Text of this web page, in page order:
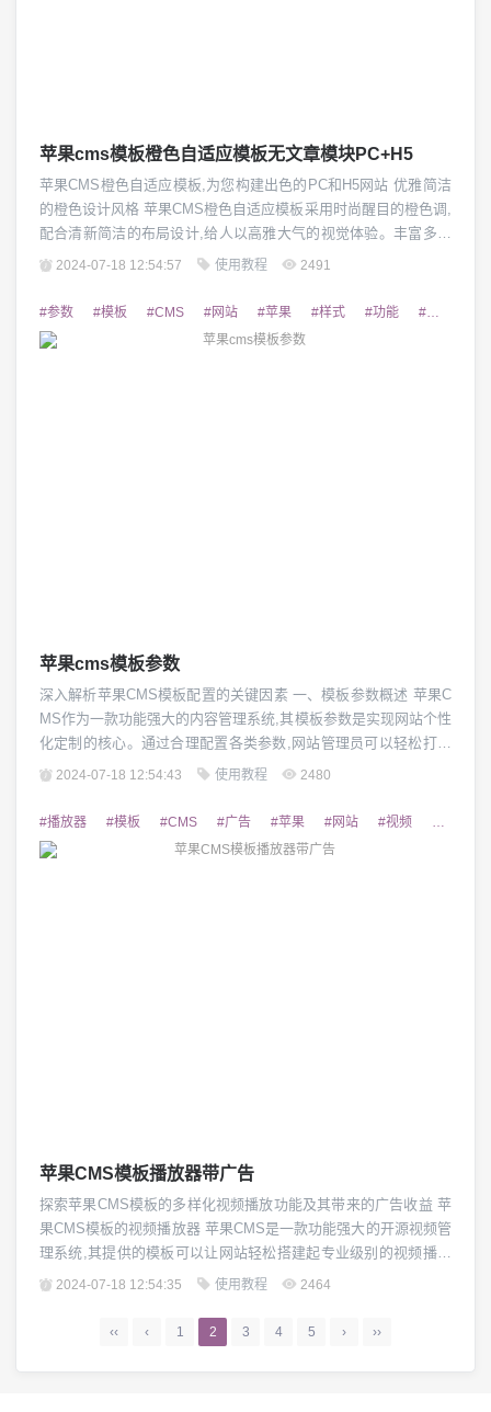
苹果cms模板橙色自适应模板无文章模块PC+H5
苹果CMS橙色自适应模板,为您构建出色的PC和H5网站 优雅简洁
的橙色设计风格 苹果CMS橙色自适应模板采用时尚醒目的橙色调,
配合清新简洁的布局设计,给人以高雅大气的视觉体验。丰富多样
的配色方案,可满足个性化需求,轻松打造出与众不同的网站形象。
体验的一致性。 全面的功能模块设计 这款橙色自适应模板集合了
苹果CMS系统的丰富...
2024-07-18 12:54:57 使用教程 2491
#参数 #模板 #CMS #网站 #苹果 #样式 #功能 #设置
苹果cms模板参数
深入解析苹果CMS模板配置的关键因素 一、模板参数概述 苹果C
MS作为一款功能强大的内容管理系统,其模板参数是实现网站个性
化定制的核心。通过合理配置各类参数,网站管理员可以轻松打造
出独一无二的网页样式和呈现效果。本文将从模板参数的定义、
常用模板参数分类 苹果CMS模板参数主要可以分为以下几大类:基
础参数、样式参数、功能参...
2024-07-18 12:54:43 使用教程 2480
#播放器 #模板 #CMS #广告 #苹果 #网站 #视频
苹果CMS模板播放器带广告
探索苹果CMS模板的多样化视频播放功能及其带来的广告收益 苹
果CMS模板的视频播放器 苹果CMS是一款功能强大的开源视频管
理系统,其提供的模板可以让网站轻松搭建起专业级别的视频播放
页面。这些模板内置了各种视频播放器,拥有良好的用户体验和出
集成多种功能的复合播放器,苹果CMS模板应有尽有,为网站运营者
带来了更多的选择。 苹果C...
2024-07-18 12:54:35 使用教程 2464
‹‹ ‹ 1 2 3 4 5 › ››